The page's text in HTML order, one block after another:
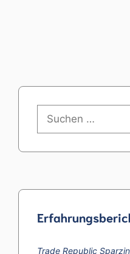
Suchen
nach:
Trade Republic